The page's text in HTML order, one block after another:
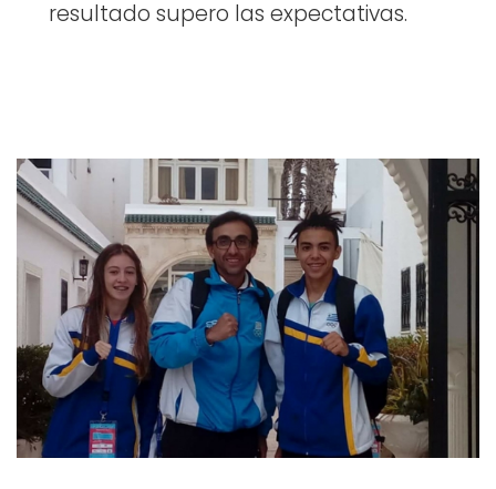
resultado supero las expectativas.